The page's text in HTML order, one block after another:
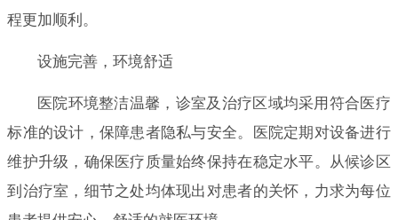
程更加顺利。
设施完善，环境舒适
医院环境整洁温馨，诊室及治疗区域均采用符合医疗
标准的设计，保障患者隐私与安全。医院定期对设备进行
维护升级，确保医疗质量始终保持在稳定水平。从候诊区
到治疗室，细节之处均体现出对患者的关怀，力求为每位